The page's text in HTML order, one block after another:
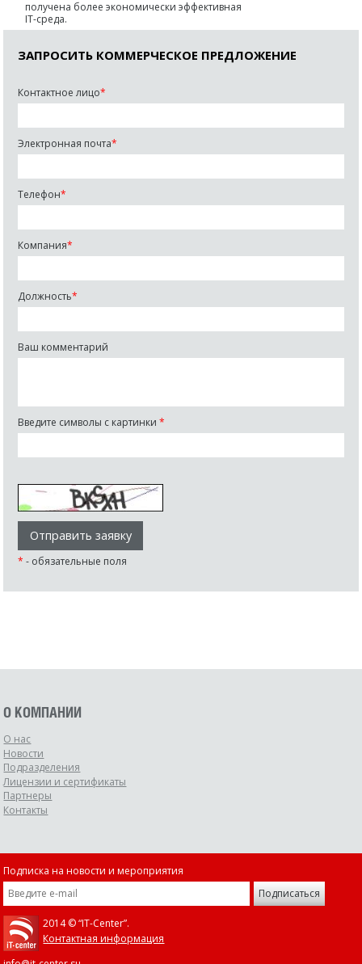
получена более экономически эффективная
IT-среда.
ЗАПРОСИТЬ КОММЕРЧЕСКОЕ ПРЕДЛОЖЕНИЕ
Контактное лицо*
Электронная почта*
Телефон*
Компания*
Должность*
Ваш комментарий
Введите символы с картинки*
* - обязательные поля
О КОМПАНИИ
О нас
Новости
Подразделения
Лицензии и сертификаты
Партнеры
Контакты
Подписка на новости и мероприятия
2014 © “IT-Center”.
Контактная информация